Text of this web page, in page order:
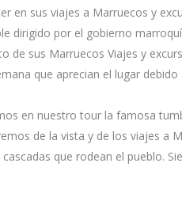
en sus viajes a Marruecos y
dirigido por el gobierno
de sus Marruecos Viajes y
que aprecian el lugar
en nuestro tour la famosa
de la vista y de los viajes a
cascadas que rodean el pueblo.